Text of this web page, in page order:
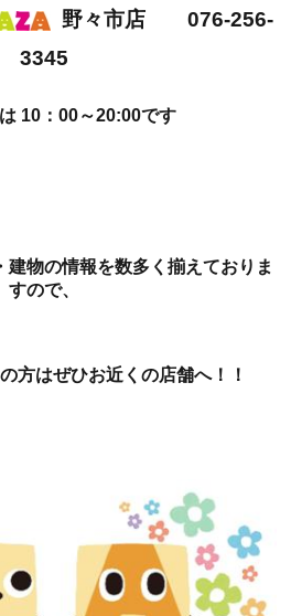
野々市店 076-256-
3345
10：00～20:00です
物の情報を数多く揃えておりま
すので、
方はぜひお近くの店舗へ！！